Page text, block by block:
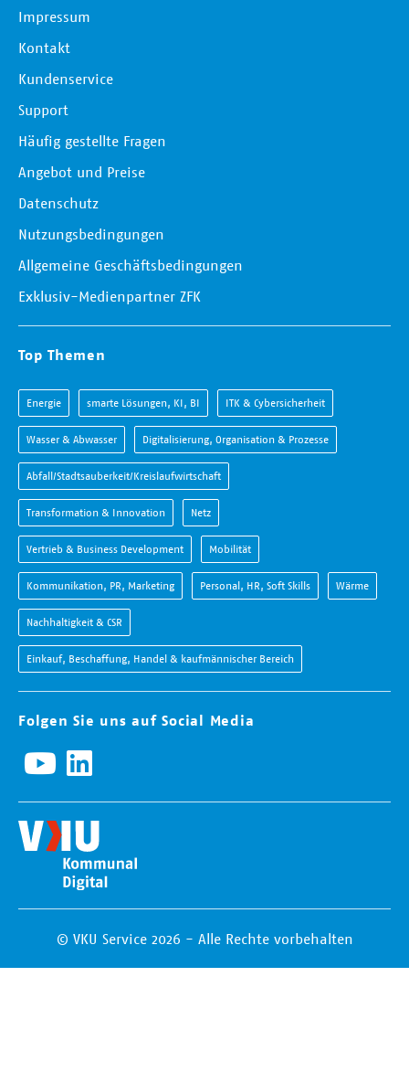
Impressum
Kontakt
Kundenservice
Support
Häufig gestellte Fragen
Angebot und Preise
Datenschutz
Nutzungsbedingungen
Allgemeine Geschäftsbedingungen
Exklusiv-Medienpartner ZFK
Top Themen
Energie smarte Lösungen, KI, BI ITK & Cybersicherheit
Wasser & Abwasser Digitalisierung, Organisation & Prozesse
Abfall/Stadtsauberkeit/Kreislaufwirtschaft
Transformation & Innovation Netz
Vertrieb & Business Development Mobilität
Kommunikation, PR, Marketing Personal, HR, Soft Skills Wärme
Nachhaltigkeit & CSR
Einkauf, Beschaffung, Handel & kaufmännischer Bereich
Folgen Sie uns auf Social Media
© VKU Service 2026 - Alle Rechte vorbehalten